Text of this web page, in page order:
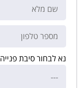
נא לבחור סיבת פנייה
---